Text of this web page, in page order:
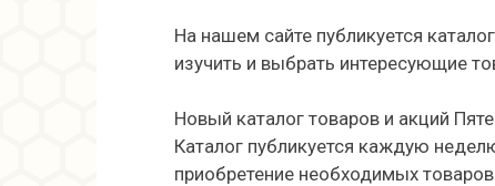
На нашем сайте публикуется
изучить и выбрать интересующие
Новый каталог товаров и акций
Каталог публикуется каждую
приобретение необходимых